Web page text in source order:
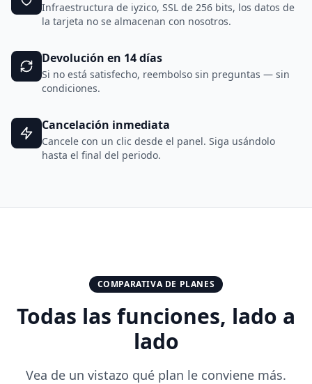
Infraestructura de iyzico, SSL de 256 bits, los datos de
la tarjeta no se almacenan con nosotros.
Devolución en 14 días
Si no está satisfecho, reembolso sin preguntas — sin
condiciones.
Cancelación inmediata
Cancele con un clic desde el panel. Siga usándolo
hasta el final del periodo.
COMPARATIVA DE PLANES
Todas las funciones, lado a
lado
Vea de un vistazo qué plan le conviene más.